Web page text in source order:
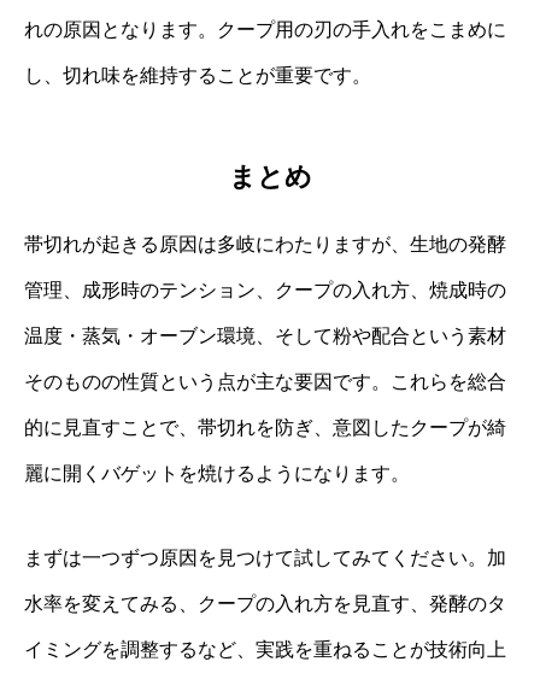
れの原因となります。クープ用の刃の手入れをこまめに
し、切れ味を維持することが重要です。
まとめ
帯切れが起きる原因は多岐にわたりますが、生地の発酵
管理、成形時のテンション、クープの入れ方、焼成時の
温度・蒸気・オーブン環境、そして粉や配合という素材
そのものの性質という点が主な要因です。これらを総合
的に見直すことで、帯切れを防ぎ、意図したクープが綺
麗に開くバゲットを焼けるようになります。
まずは一つずつ原因を見つけて試してみてください。加
水率を変えてみる、クープの入れ方を見直す、発酵のタ
イミングを調整するなど、実践を重ねることが技術向上